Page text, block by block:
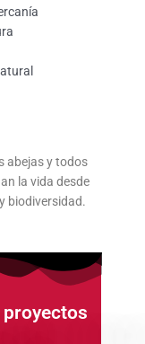
abejas y todos
la vida desde
biodiversidad.